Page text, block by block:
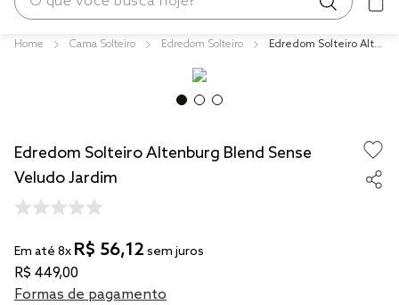
Cama Solteiro Edredom Solteiro
Edredom Solteiro Alte
Edredom Solteiro Altenburg Blend Sense
Veludo Jardim
Em até 8x R$ 56,12 sem juros
R$ 449,00
Formas de pagamento
fronha
jogos cama
travesseiro
solteiro king
tencel